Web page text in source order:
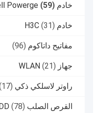
خادم Dell Powerge (59)
خادم H3C (31)
مفاتيح داتاكوم (96)
جهاز WLAN (21)
راوتر لاسلكي ذكي (17)
القرص الصلب HDD (78)